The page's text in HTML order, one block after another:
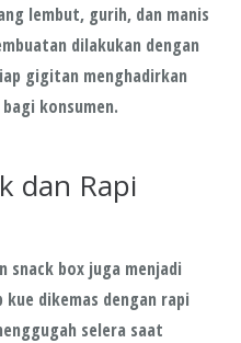
lembut, gurih, dan manis
dilakukan dengan
gigitan menghadirkan
konsumen.
dan Rapi
snack box juga menjadi
dikemas dengan rapi
selera saat